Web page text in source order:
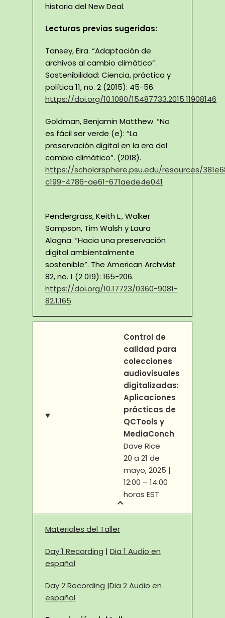
historia del New Deal.
Lecturas previas sugeridas:
Tansey, Eira. “Adaptación de
archivos al cambio climático”.
Sostenibilidad: Ciencia, práctica y
política 11, no. 2 (2015): 45-56.
https://doi.org/10.1080/15487733.2015.11908146
Goldman, Benjamin Matthew. “No
es fácil ser verde (e): “La
preservación digital en la era del
cambio climático”. (2018).
https://scholarsphere.psu.edu/resources/
c199-4786-ae61-671aede4e041
Pendergrass, Keith L., Walker
Sampson, Tim Walsh y Laura
Alagna. “Hacia una preservación
digital ambientalmente
sostenible”. The American Archivist
82, no. 1 (2 019): 165-206.
https://doi.org/10.17723/0360-9081-
82.1.165
Control de
calidad para
colecciones
audiovisuales
digitalizadas:
Aplicaciones
prácticas de
QCTools y
MediaConch
Dave Rice
20 a 21 de
mayo, 2025 |
12:00 – 14:00
horas EST
Materiales del Taller
Day 1 Recording | Dia 1 Audio en
español
Day 2 Recording |Dia 2 Audio en
español